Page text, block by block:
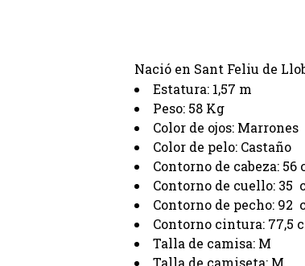
Nació en Sant Feliu de
Estatura: 1,57 m
Peso: 58 Kg
Color de ojos: Marrones
Color de pelo: Castaño
Contorno de cabeza: 56
Contorno de cuello: 35
Contorno de pecho: 92
Contorno cintura: 77,5
Talla de camisa: M
Talla de camiseta: M